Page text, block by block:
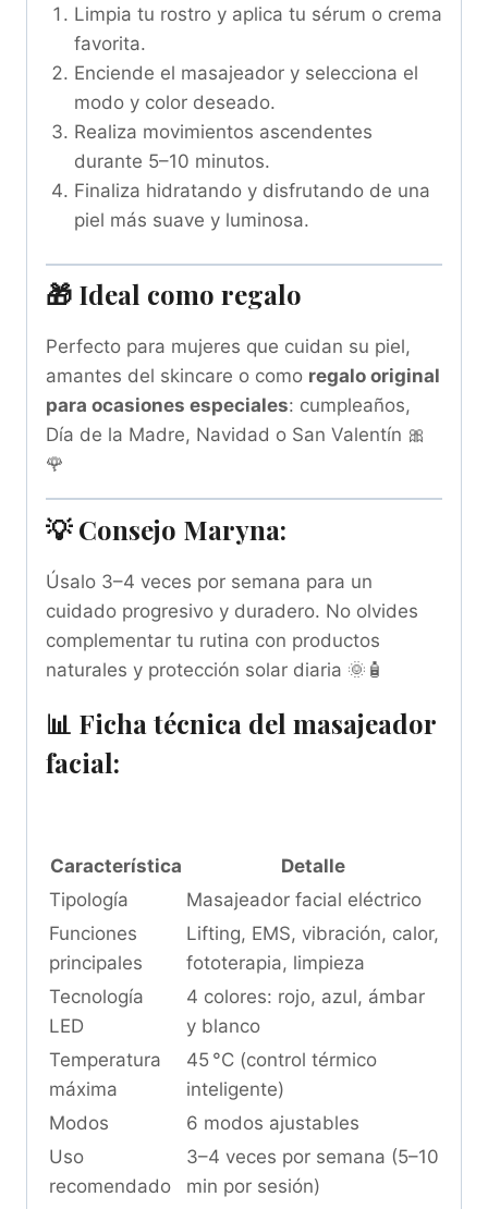
Limpia tu rostro y aplica tu sérum o crema
favorita.
Enciende el masajeador y selecciona el
modo y color deseado.
Realiza movimientos ascendentes
durante 5–10 minutos.
Finaliza hidratando y disfrutando de una
piel más suave y luminosa.
🎁 Ideal como regalo
Perfecto para mujeres que cuidan su piel,
amantes del skincare o como regalo original
para ocasiones especiales: cumpleaños,
Día de la Madre, Navidad o San Valentín 🎀
🌹
💡 Consejo Maryna:
Úsalo 3–4 veces por semana para un
cuidado progresivo y duradero. No olvides
complementar tu rutina con productos
naturales y protección solar diaria 🌞🧴
📊 Ficha técnica del masajeador
facial:
Característica
Detalle
Tipología
Masajeador facial eléctrico
Funciones
principales
Lifting, EMS, vibración, calor,
fototerapia, limpieza
Tecnología
LED
4 colores: rojo, azul, ámbar
y blanco
Temperatura
máxima
45 °C (control térmico
inteligente)
Modos
6 modos ajustables
Uso
recomendado
3–4 veces por semana (5–10
min por sesión)